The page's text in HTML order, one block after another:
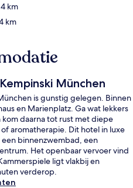
km
km
München
is gunstig gelegen. Binnen
en Marienplatz. Ga wat lekkers
daarna tot rust met diepe
aromatherapie. Dit hotel in luxe
binnenzwembad, een
Het openbaar vervoer vind
ligt vlakbij en
verderop.